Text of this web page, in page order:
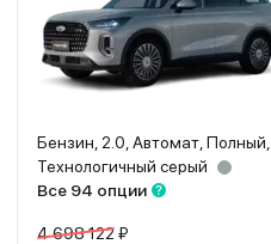
Бензин, 2.0, Автомат, Полный,
Технологичный серый
Все 94 опции
4 698 122 ₽